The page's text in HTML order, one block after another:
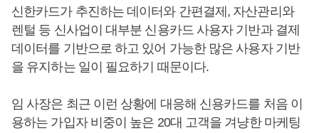
신한카드가 추진하는 데이터와 간편결제, 자산관리와
렌털 등 신사업이 대부분 신용카드 사용자 기반과 결제
데이터를 기반으로 하고 있어 가능한 많은 사용자 기반
을 유지하는 일이 필요하기 때문이다.
임 사장은 최근 이런 상황에 대응해 신용카드를 처음 이
용하는 가입자 비중이 높은 20대 고객을 겨냥한 마케팅